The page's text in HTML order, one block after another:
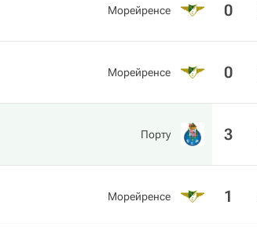
Морейренсе 0
Морейренсе 0
Порту 3
Морейренсе 1